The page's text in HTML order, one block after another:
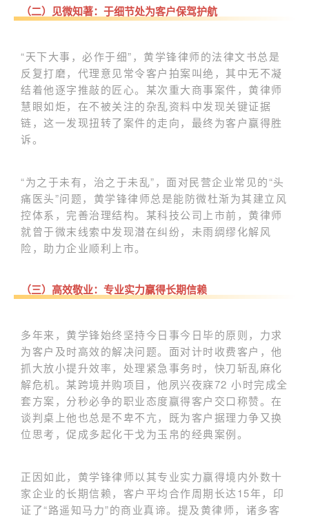
（二）见微知著：于细节处为客户保驾护航
“天下大事，必作于细”，黄学锋律师的法律文书总是
反复打磨，代理意见常令客户拍案叫绝，其中无不凝
结着他逐字推敲的匠心。某次重大商事案件，黄律师
慧眼如炬，在不被关注的杂乱资料中发现关键证据
链，这一发现扭转了案件的走向，最终为客户赢得胜
诉。
“为之于未有，治之于未乱”，面对民营企业常见的“头
痛医头”问题，黄学锋律师总是能防微杜渐为其建立风
控体系，完善治理结构。某科技公司上市前，黄律师
就曾于微末线索中发现潜在纠纷，未雨绸缪化解风
险，助力企业顺利上市。
（三）高效敬业：专业实力赢得长期信赖
多年来，黄学锋始终坚持今日事今日毕的原则，力求
为客户及时高效的解决问题。面对计时收费客户，他
抓大放小提升效率，处理紧急事务时，快刀斩乱麻化
解危机。某跨境并购项目，他夙兴夜寐72 小时完成全
套方案，分秒必争的职业态度赢得客户交口称赞。在
谈判桌上他也总是不卑不亢，既为客户据理力争又换
位思考，促成多起化干戈为玉帛的经典案例。
正因如此，黄学锋律师以其专业实力赢得境内外数十
家企业的长期信赖，客户平均合作周期长达15年，印
证了“路遥知马力”的商业真谛。提及黄律师，诸多客